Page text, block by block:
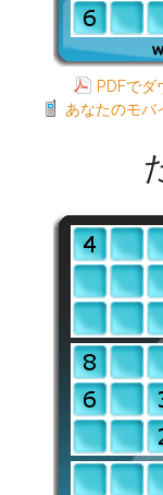
PDFでダ
あなたのモバ